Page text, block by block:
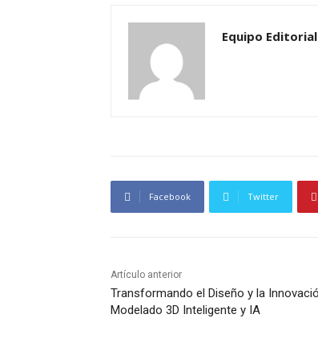
Equipo Editorial
Facebook Twitter
Artículo anterior
Transformando el Diseño y la
Modelado 3D Inteligente y IA